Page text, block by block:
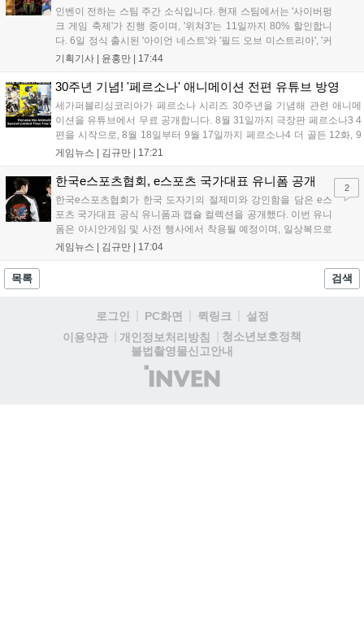
인벤이 전하는 스팀 주간 소식입니다. 현재 스팀에서는 '사이버펑
크 게임 축제'가 진행 중이며, '위쳐3'는 11일까지 80% 할인합니
다. 6일 정식 출시된 '아이언 네스트'와 '필드 오브 미스트리아', '커
세어 코브'가 호평받고 있습니다. 한편, 7일 출시된 '마블 투혼'은
다. 유비소프트의 '고스트리콘: 와일드랜드'는 7년 만의 대규모 업
기획기사 | 윤홍만 | 17:44
30주년 기념! '페르소나' 애니메이션 전편 유튜브 방영
세가퍼블리싱코리아가 페르소나 시리즈 30주년을 기념해 관련 애니메
이션을 유튜브에서 무료 공개합니다. 8월 31일까지 극장판 페르소나3 4
편을 시작으로, 8월 18일부터 9월 17일까지 페르소나4 더 골든 12화, 9
월 15일부터 10월 14일까지 페르소나5 시리즈가 순차 공개됩니다. 또한
영상 및 대형 전광판에 소개될 예정입니다....
게임뉴스 | 김규만 | 17:21
한국e스포츠협회, e스포츠 국가대표 유니폼 공개
한국e스포츠협회가 한국 도자기의 절제미와 강인함을 담은 e스
포츠 국가대표 공식 유니폼과 캡슐 컬렉션을 공개했다. 이번 유니
폼은 아시안게임 및 사전 행사에서 착용될 예정이며, 일상복으로
구성된 컬렉션은 오는 8월 28일부터 골스튜디오 공식 홈페이지
게임뉴스 | 김규만 | 17:04
2
목록 검색
로그인 PC화면 퀵링크
설정
이용약관
개인정보처리방침
청소년보호정책
불법촬영물신고안내
(주)
인